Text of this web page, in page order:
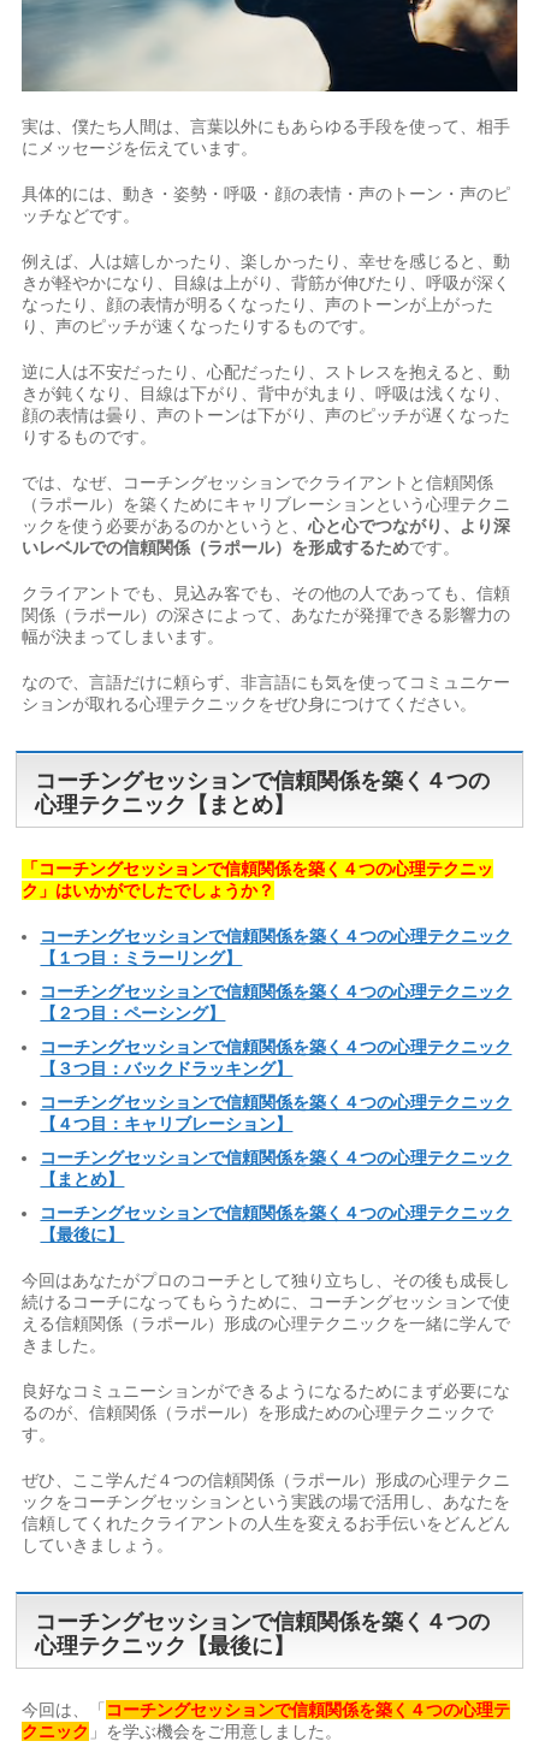
実は、僕たち人間は、言葉以外にもあらゆる手段を使って、相手
にメッセージを伝えています。
具体的には、動き・姿勢・呼吸・顔の表情・声のトーン・声のピ
ッチなどです。
例えば、人は嬉しかったり、楽しかったり、幸せを感じると、動
きが軽やかになり、目線は上がり、背筋が伸びたり、呼吸が深く
なったり、顔の表情が明るくなったり、声のトーンが上がった
り、声のピッチが速くなったりするものです。
逆に人は不安だったり、心配だったり、ストレスを抱えると、動
きが鈍くなり、目線は下がり、背中が丸まり、呼吸は浅くなり、
顔の表情は曇り、声のトーンは下がり、声のピッチが遅くなった
りするものです。
では、なぜ、コーチングセッションでクライアントと信頼関係
（ラポール）を築くためにキャリブレーションという心理テクニ
ックを使う必要があるのかというと、心と心でつながり、より深
いレベルでの信頼関係（ラポール）を形成するためです。
クライアントでも、見込み客でも、その他の人であっても、信頼
関係（ラポール）の深さによって、あなたが発揮できる影響力の
幅が決まってしまいます。
なので、言語だけに頼らず、非言語にも気を使ってコミュニケー
ションが取れる心理テクニックをぜひ身につけてください。
コーチングセッションで信頼関係を築く４つの
心理テクニック【まとめ】
「コーチングセッションで信頼関係を築く４つの心理テクニッ
ク」はいかがでしたでしょうか？
コーチングセッションで信頼関係を築く４つの心理テクニック
【１つ目：ミラーリング】
コーチングセッションで信頼関係を築く４つの心理テクニック
【２つ目：ペーシング】
コーチングセッションで信頼関係を築く４つの心理テクニック
【３つ目：バックドラッキング】
コーチングセッションで信頼関係を築く４つの心理テクニック
【４つ目：キャリブレーション】
コーチングセッションで信頼関係を築く４つの心理テクニック
【まとめ】
コーチングセッションで信頼関係を築く４つの心理テクニック
【最後に】
今回はあなたがプロのコーチとして独り立ちし、その後も成長し
続けるコーチになってもらうために、コーチングセッションで使
える信頼関係（ラポール）形成の心理テクニックを一緒に学んで
きました。
良好なコミュニーションができるようになるためにまず必要にな
るのが、信頼関係（ラポール）を形成ための心理テクニックで
す。
ぜひ、ここ学んだ４つの信頼関係（ラポール）形成の心理テクニ
ックをコーチングセッションという実践の場で活用し、あなたを
信頼してくれたクライアントの人生を変えるお手伝いをどんどん
していきましょう。
コーチングセッションで信頼関係を築く４つの
心理テクニック【最後に】
今回は、「コーチングセッションで信頼関係を築く４つの心理テ
クニック 」を学ぶ機会をご用意しました。